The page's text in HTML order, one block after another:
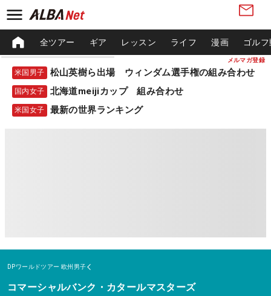
メルマガ登録
全ツアー ギア レッスン ライフ 漫画 ゴル
米国男子 松山英樹ら出場 ウィンダム選手権の組み合わせ
国内女子 北海道meijiカップ 組み合わせ
米国女子 最新の世界ランキング
DPワールドツアー 欧州男子
コマーシャルバンク・カタールマスターズ